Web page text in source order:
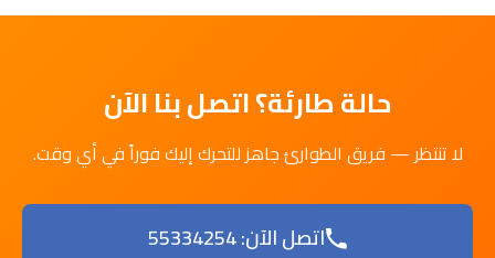
حالة طارئة؟ اتصل بنا الآن
لا تنتظر — فريق الطوارئ جاهز للتحرك إليك فوراً في أي وقت.
اتصل الآن: 55334254